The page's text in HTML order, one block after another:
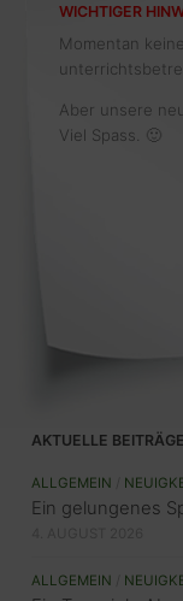
WICHTIGER
Momentan keine
Aber unsere
Viel Spass. 🙂
AKTUELLE BEITRÄGE
ALLGEMEIN
Ein gelungenes
ALLGEMEIN